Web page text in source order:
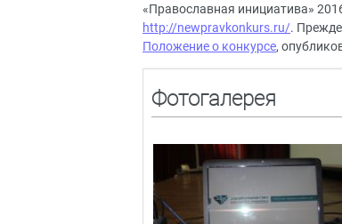
«Православная инициатива»
http://newpravkonkurs.ru/.
Положение о конкурсе,
Фотогалерея